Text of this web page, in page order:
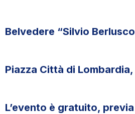
Belvedere “Silvio
Piazza Città di Lombardia,
L’evento è gratuito,